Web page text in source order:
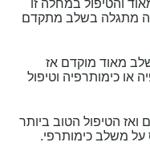
והטיפול במחלה זו
מתגלה בשלב מתקדם
מאוד מוקדם אז
או כימותרפיה וטיפול
הטיפול הטוב ביותר
על משלב כימותרפי.